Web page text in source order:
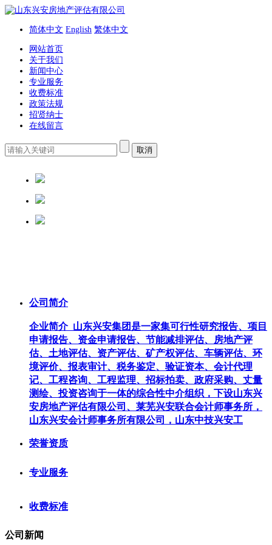
简体中文 English 繁体中文
网站首页
关于我们
新闻中心
专业服务
收费标准
政策法规
招贤纳士
在线留言
公司简介
企业简介 山东兴安集团是一家集可行性研究报告、项目
申请报告、资金申请报告、节能减排评估、房地产评
估、土地评估、资产评估、矿产权评估、车辆评估、环
境评价、报表审计、税务鉴定、验证资本、会计代理
记、工程咨询、工程监理、招标拍卖、政府采购、丈量
测绘、投资咨询于一体的综合性中介组织，下设山东兴
安房地产评估有限公司、莱芜兴安联合会计师事务所，
山东兴安会计师事务所有限公司，山东中技兴安工
荣誉资质
专业服务
收费标准
公司新闻